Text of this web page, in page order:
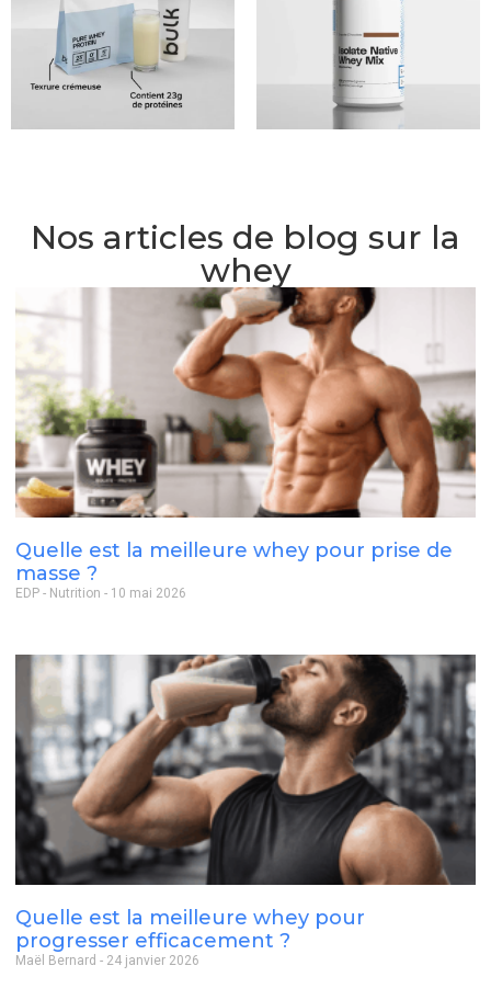
Nos articles de blog sur la
whey
Quelle est la meilleure whey pour prise de
masse ?
EDP - Nutrition 10 mai 2026
Quelle est la meilleure whey pour
progresser efficacement ?
Maël Bernard 24 janvier 2026